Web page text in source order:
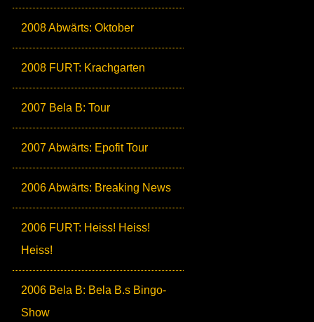
2008 Abwärts: Oktober
2008 FURT: Krachgarten
2007 Bela B: Tour
2007 Abwärts: Epofit Tour
2006 Abwärts: Breaking News
2006 FURT: Heiss! Heiss!
Heiss!
2006 Bela B: Bela B.s Bingo-
Show